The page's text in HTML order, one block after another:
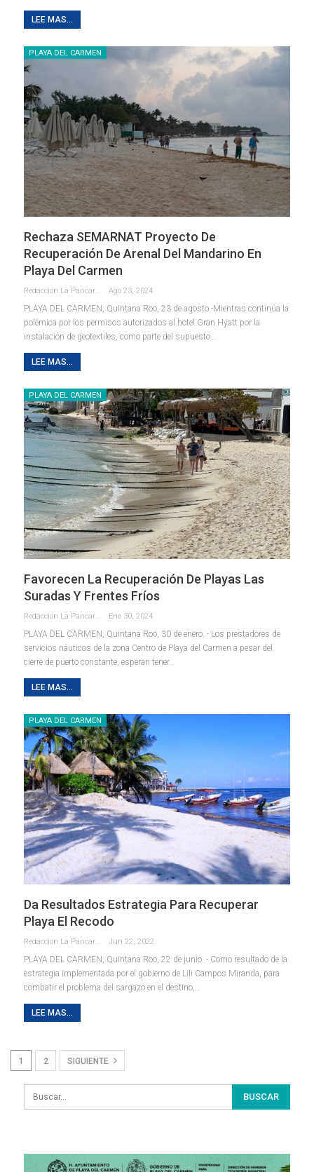
LEE MAS...
PLAYA DEL CARMEN
Rechaza SEMARNAT Proyecto De
Recuperación De Arenal Del Mandarino En
Playa Del Carmen
Redaccion La Pancarta De Quintana Roo Ago 23, 2024
PLAYA DEL CARMEN, Quintana Roo, 23 de agosto.-Mientras continúa la
polémica por los permisos autorizados al hotel Gran Hyatt por la
instalación de geotextiles, como parte del supuesto
LEE MAS...
PLAYA DEL CARMEN
Favorecen La Recuperación De Playas Las
Suradas Y Frentes Fríos
Redaccion La Pancarta De Quintana Roo Ene 30, 2024
PLAYA DEL CARMEN, Quintana Roo, 30 de enero. - Los prestadores de
servicios náuticos de la zona Centro de Playa del Carmen a pesar del
cierre de puerto constante, esperan tener…
LEE MAS...
PLAYA DEL CARMEN
Da Resultados Estrategia Para Recuperar
Playa El Recodo
Redaccion La Pancarta De Quintana Roo Jun 22, 2022
PLAYA DEL CARMEN, Quintana Roo, 22 de junio. - Como resultado de la
estrategia implementada por el gobierno de Lili Campos Miranda, para
combatir el problema del sargazo en el destino,…
LEE MAS...
1 2 SIGUIENTE